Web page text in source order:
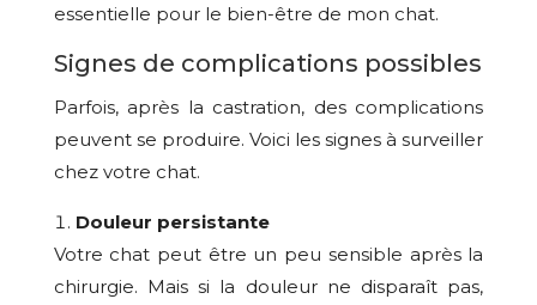
essentielle pour le bien-être de mon chat.
Signes de complications possibles
Parfois, après la castration, des complications
peuvent se produire. Voici les signes à surveiller
chez votre chat.
Douleur persistante
Votre chat peut être un peu sensible après la
chirurgie. Mais si la douleur ne disparaît pas,